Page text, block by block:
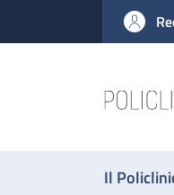
al contenuto principale
to footer content
Il